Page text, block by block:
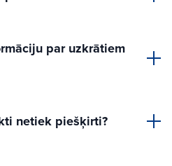
par uzkrātiem
netiek piešķirti?